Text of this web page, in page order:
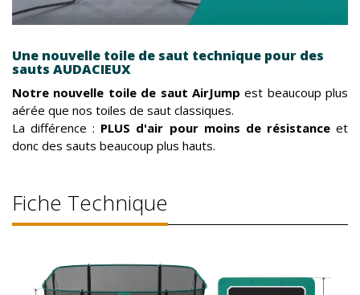
Une nouvelle toile de saut technique pour des
sauts AUDACIEUX
Notre nouvelle toile de saut AirJump est beaucoup plus
aérée que nos toiles de saut classiques.
La différence : PLUS d'air pour moins de résistanceet
donc des sauts beaucoup plus hauts.
Fiche Technique